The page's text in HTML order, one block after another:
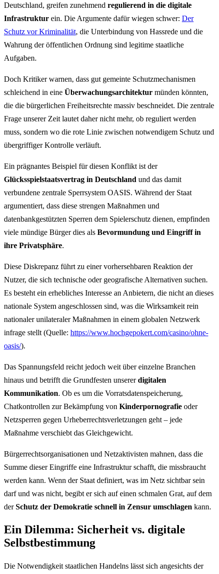
Deutschland, greifen zunehmend regulierend in die digitale
Infrastruktur ein. Die Argumente dafür wiegen schwer: Der
Schutz vor Kriminalität, die Unterbindung von Hassrede und die
Wahrung der öffentlichen Ordnung sind legitime staatliche
Aufgaben.
Doch Kritiker warnen, dass gut gemeinte Schutzmechanismen
schleichend in eine Überwachungsarchitektur münden könnten,
die die bürgerlichen Freiheitsrechte massiv beschneidet. Die zentrale
Frage unserer Zeit lautet daher nicht mehr, ob reguliert werden
muss, sondern wo die rote Linie zwischen notwendigem Schutz und
übergriffiger Kontrolle verläuft.
Ein prägnantes Beispiel für diesen Konflikt ist der
Glücksspielstaatsvertrag in Deutschland und das damit
verbundene zentrale Sperrsystem OASIS. Während der Staat
argumentiert, dass diese strengen Maßnahmen und
datenbankgestützten Sperren dem Spielerschutz dienen, empfinden
viele mündige Bürger dies als Bevormundung und Eingriff in
ihre Privatsphäre.
Diese Diskrepanz führt zu einer vorhersehbaren Reaktion der
Nutzer, die sich technische oder geografische Alternativen suchen.
Es besteht ein erhebliches Interesse an Anbietern, die nicht an dieses
nationale System angeschlossen sind, was die Wirksamkeit rein
nationaler unilateraler Maßnahmen in einem globalen Netzwerk
infrage stellt (Quelle: https://www.hochgepokert.com/casino/ohne-
oasis/).
Das Spannungsfeld reicht jedoch weit über einzelne Branchen
hinaus und betrifft die Grundfesten unsererdigitalen
Kommunikation. Ob es um die Vorratsdatenspeicherung,
Chatkontrollen zur Bekämpfung von Kinderpornografie oder
Netzsperren gegen Urheberrechtsverletzungen geht – jede
Maßnahme verschiebt das Gleichgewicht.
Bürgerrechtsorganisationen und Netzaktivisten mahnen, dass die
Summe dieser Eingriffe eine Infrastruktur schafft, die missbraucht
werden kann. Wenn der Staat definiert, was im Netz sichtbar sein
darf und was nicht, begibt er sich auf einen schmalen Grat, auf dem
derSchutz der Demokratie schnell in Zensur umschlagen kann.
Ein Dilemma: Sicherheit vs. digitale
Selbstbestimmung
Die Notwendigkeit staatlichen Handelns lässt sich angesichts der